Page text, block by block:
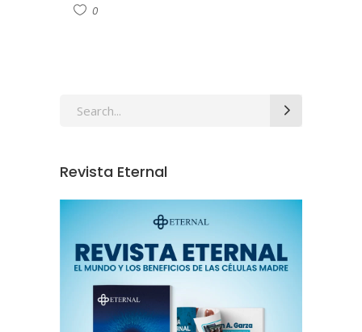
0
Revista Eternal